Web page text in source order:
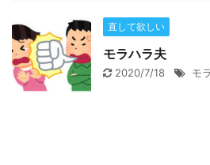
直して欲しい
モラハラ夫
2020/7/18 モ